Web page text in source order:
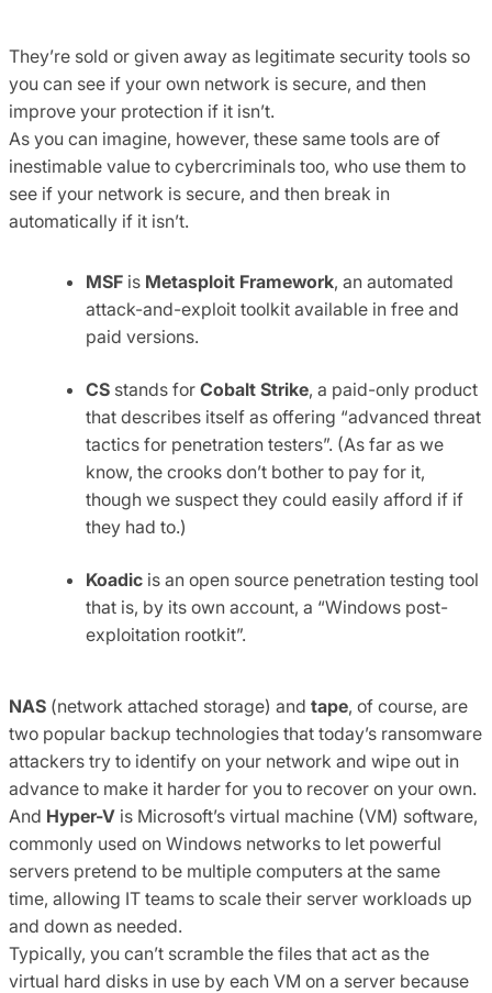
They’re sold or given away as legitimate security tools so
you can see if your own network is secure, and then
improve your protection if it isn’t.
As you can imagine, however, these same tools are of
inestimable value to cybercriminals too, who use them to
see if your network is secure, and then break in
automatically if it isn’t.
MSF is Metasploit Framework, an automated
attack-and-exploit toolkit available in free and
paid versions.
CS stands for Cobalt Strike, a paid-only product
that describes itself as offering “advanced threat
tactics for penetration testers”. (As far as we
know, the crooks don’t bother to pay for it,
though we suspect they could easily afford if if
they had to.)
Koadic is an open source penetration testing tool
that is, by its own account, a “Windows post-
exploitation rootkit”.
NAS (network attached storage) and tape, of course, are
two popular backup technologies that today’s ransomware
attackers try to identify on your network and wipe out in
advance to make it harder for you to recover on your own.
And Hyper-V is Microsoft’s virtual machine (VM) software,
commonly used on Windows networks to let powerful
servers pretend to be multiple computers at the same
time, allowing IT teams to scale their server workloads up
and down as needed.
Typically, you can’t scramble the files that act as the
virtual hard disks in use by each VM on a server because